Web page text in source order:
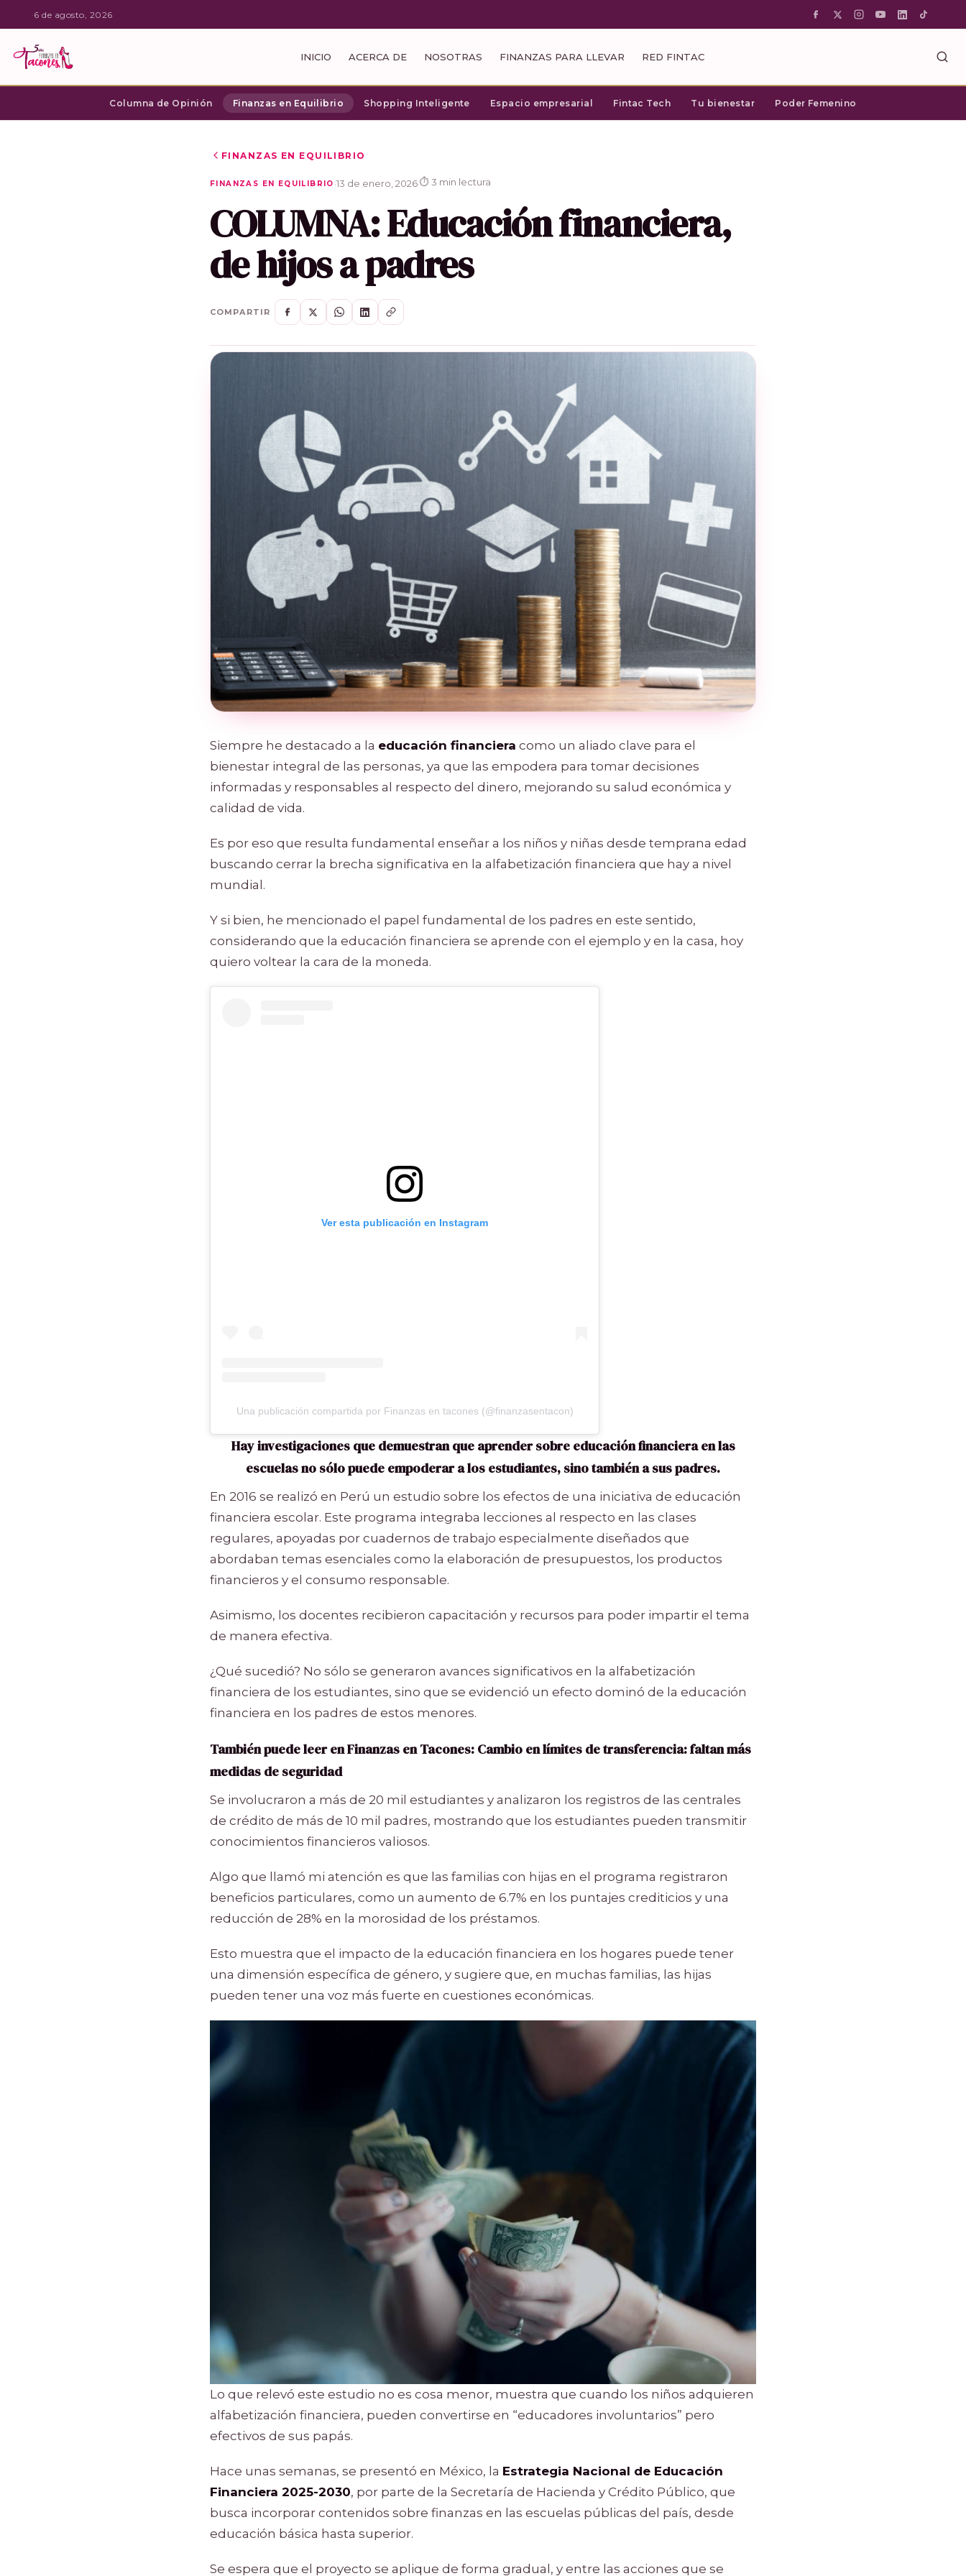
·6 de agosto, 2026
INICIO ACERCA DE NOSOTRAS FINANZAS PARA LLEVAR RED FINTAC
Columna de Opinión Finanzas en Equilibrio Shopping Inteligente Espacio empresarial Fintac Tech Tu bienestar Poder Femenino
FINANZAS EN EQUILIBRIO
FINANZAS EN EQUILIBRIO ·13 de enero, 2026·⏱ 3 min lectura
COLUMNA: Educación financiera,
de hijos a padres
COMPARTIR
Siempre he destacado a la educación financiera como un aliado clave para el
bienestar integral de las personas, ya que las empodera para tomar decisiones
informadas y responsables al respecto del dinero, mejorando su salud económica y
calidad de vida.
Es por eso que resulta fundamental enseñar a los niños y niñas desde temprana edad
buscando cerrar la brecha significativa en la alfabetización financiera que hay a nivel
mundial.
Y si bien, he mencionado el papel fundamental de los padres en este sentido,
considerando que la educación financiera se aprende con el ejemplo y en la casa, hoy
quiero voltear la cara de la moneda.
Ver esta publicación en Instagram
Una publicación compartida por Finanzas en tacones (@finanzasentacon)
Hay investigaciones que demuestran que aprender sobre educación financiera en las
escuelas no sólo puede empoderar a los estudiantes, sino también a sus padres.
En 2016 se realizó en Perú un estudio sobre los efectos de una iniciativa de educación
financiera escolar. Este programa integraba lecciones al respecto en las clases
regulares, apoyadas por cuadernos de trabajo especialmente diseñados que
abordaban temas esenciales como la elaboración de presupuestos, los productos
financieros y el consumo responsable.
Asimismo, los docentes recibieron capacitación y recursos para poder impartir el tema
de manera efectiva.
¿Qué sucedió? No sólo se generaron avances significativos en la alfabetización
financiera de los estudiantes, sino que se evidenció un efecto dominó de la educación
financiera en los padres de estos menores.
También puede leer en Finanzas en Tacones: Cambio en límites de transferencia: faltan más
medidas de seguridad
Se involucraron a más de 20 mil estudiantes y analizaron los registros de las centrales
de crédito de más de 10 mil padres, mostrando que los estudiantes pueden transmitir
conocimientos financieros valiosos.
Algo que llamó mi atención es que las familias con hijas en el programa registraron
beneficios particulares, como un aumento de 6.7% en los puntajes crediticios y una
reducción de 28% en la morosidad de los préstamos.
Esto muestra que el impacto de la educación financiera en los hogares puede tener
una dimensión específica de género, y sugiere que, en muchas familias, las hijas
pueden tener una voz más fuerte en cuestiones económicas.
Lo que relevó este estudio no es cosa menor, muestra que cuando los niños adquieren
alfabetización financiera, pueden convertirse en “educadores involuntarios” pero
efectivos de sus papás.
Hace unas semanas, se presentó en México, la Estrategia Nacional de Educación
Financiera 2025-2030, por parte de la Secretaría de Hacienda y Crédito Público, que
busca incorporar contenidos sobre finanzas en las escuelas públicas del país, desde
educación básica hasta superior.
Se espera que el proyecto se aplique de forma gradual, y entre las acciones que se